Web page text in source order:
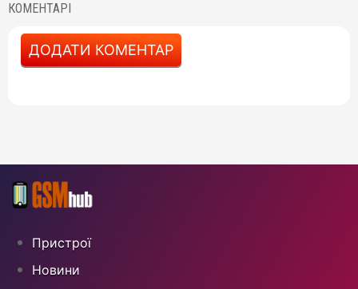
КОМЕНТАРІ
ДОДАТИ КОМЕНТАР
Пристрої
Новини